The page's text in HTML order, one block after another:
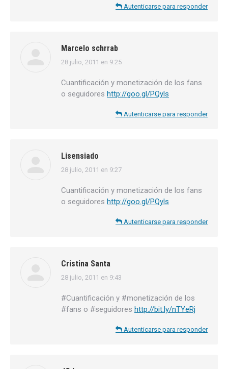
Autenticarse para responder
Marcelo schrrab
dice:
28 julio, 2011 en 9:25
Cuantificación y monetización de los fans
o seguidores http://goo.gl/PQyls
Autenticarse para responder
Lisensiado
dice:
28 julio, 2011 en 9:27
Cuantificación y monetización de los fans
o seguidores http://goo.gl/PQyls
Autenticarse para responder
Cristina Santa
dice:
28 julio, 2011 en 9:43
#Cuantificación y #monetización de los
#fans o #seguidores http://bit.ly/nTYeRj
Autenticarse para responder